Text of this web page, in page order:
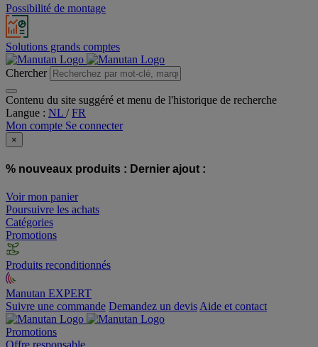
Possibilité de montage
Solutions grands comptes
Chercher
Contenu du site suggéré et menu de l'historique de recherche
Langue : NL /FR
Mon compte Se connecter
×
% nouveaux produits : Dernier ajout :
Voir mon panier
Poursuivre les achats
Catégories
Promotions
Produits reconditionnés
Manutan EXPERT
Suivre une commande Demandez un devis Aide et contact
Promotions
Offre responsable